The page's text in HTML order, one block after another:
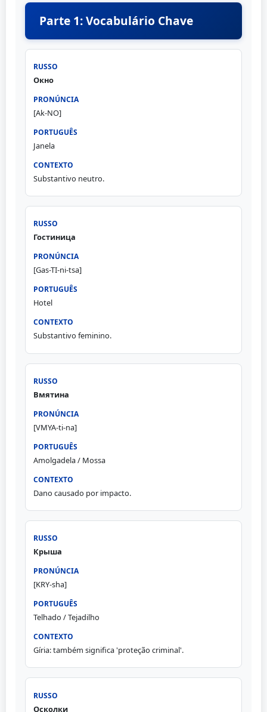
Parte 1: Vocabulário Chave
Окно
[Ak-NO]
Janela
Substantivo neutro.
Гостиница
[Gas-TI-ni-tsa]
Hotel
Substantivo feminino.
Вмятина
[VMYA-ti-na]
Amolgadela / Mossa
Dano causado por impacto.
Крыша
[KRY-sha]
Telhado / Tejadilho
Gíria: também significa 'proteção criminal'.
Осколки